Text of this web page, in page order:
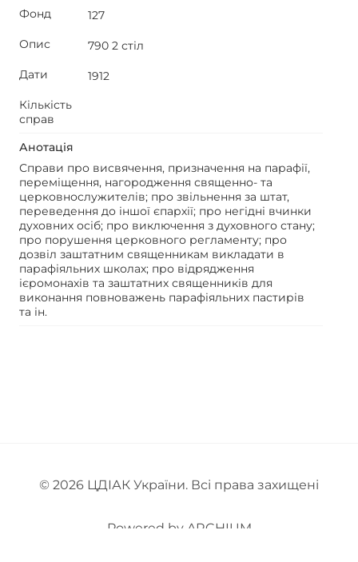
Фонд
127
Опис
790 2 стіл
Дати
1912
Кількість
справ
Анотація
Справи про висвячення, призначення на парафії,
переміщення, нагородження священно- та
церковнослужителів; про звільнення за штат,
переведення до іншої єпархії; про негідні вчинки
духовних осіб; про виключення з духовного стану;
про порушення церковного регламенту; про
дозвіл заштатним священникам викладати в
парафіяльних школах; про відрядження
ієромонахів та заштатних священників для
виконання повноважень парафіяльних пастирів
та ін.
© 2026 ЦДІАК України. Всі права захищені
Powered by ARCHIUM